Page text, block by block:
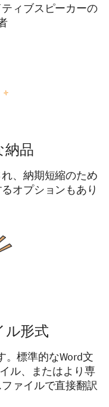
ィブスピーカーの
納品
、納期短縮のため
オプションもあり
ル形式
。標準的なWord文
ル、またはより専
ァイルで直接翻訳